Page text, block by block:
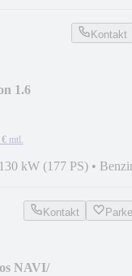
Kontakt
1.6
€ mtl.
130 kW (177 PS) •
Kontakt
NAVI/